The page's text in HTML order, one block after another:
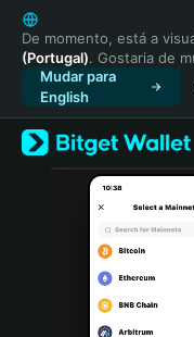
English
日本語
Tiếng Việt
Русский
Español
Türkçe
Italiano
Português (Portugal)
Bahasa Indonesia
De momento, está a
(Portugal). Gostaria de
Mudar para
English